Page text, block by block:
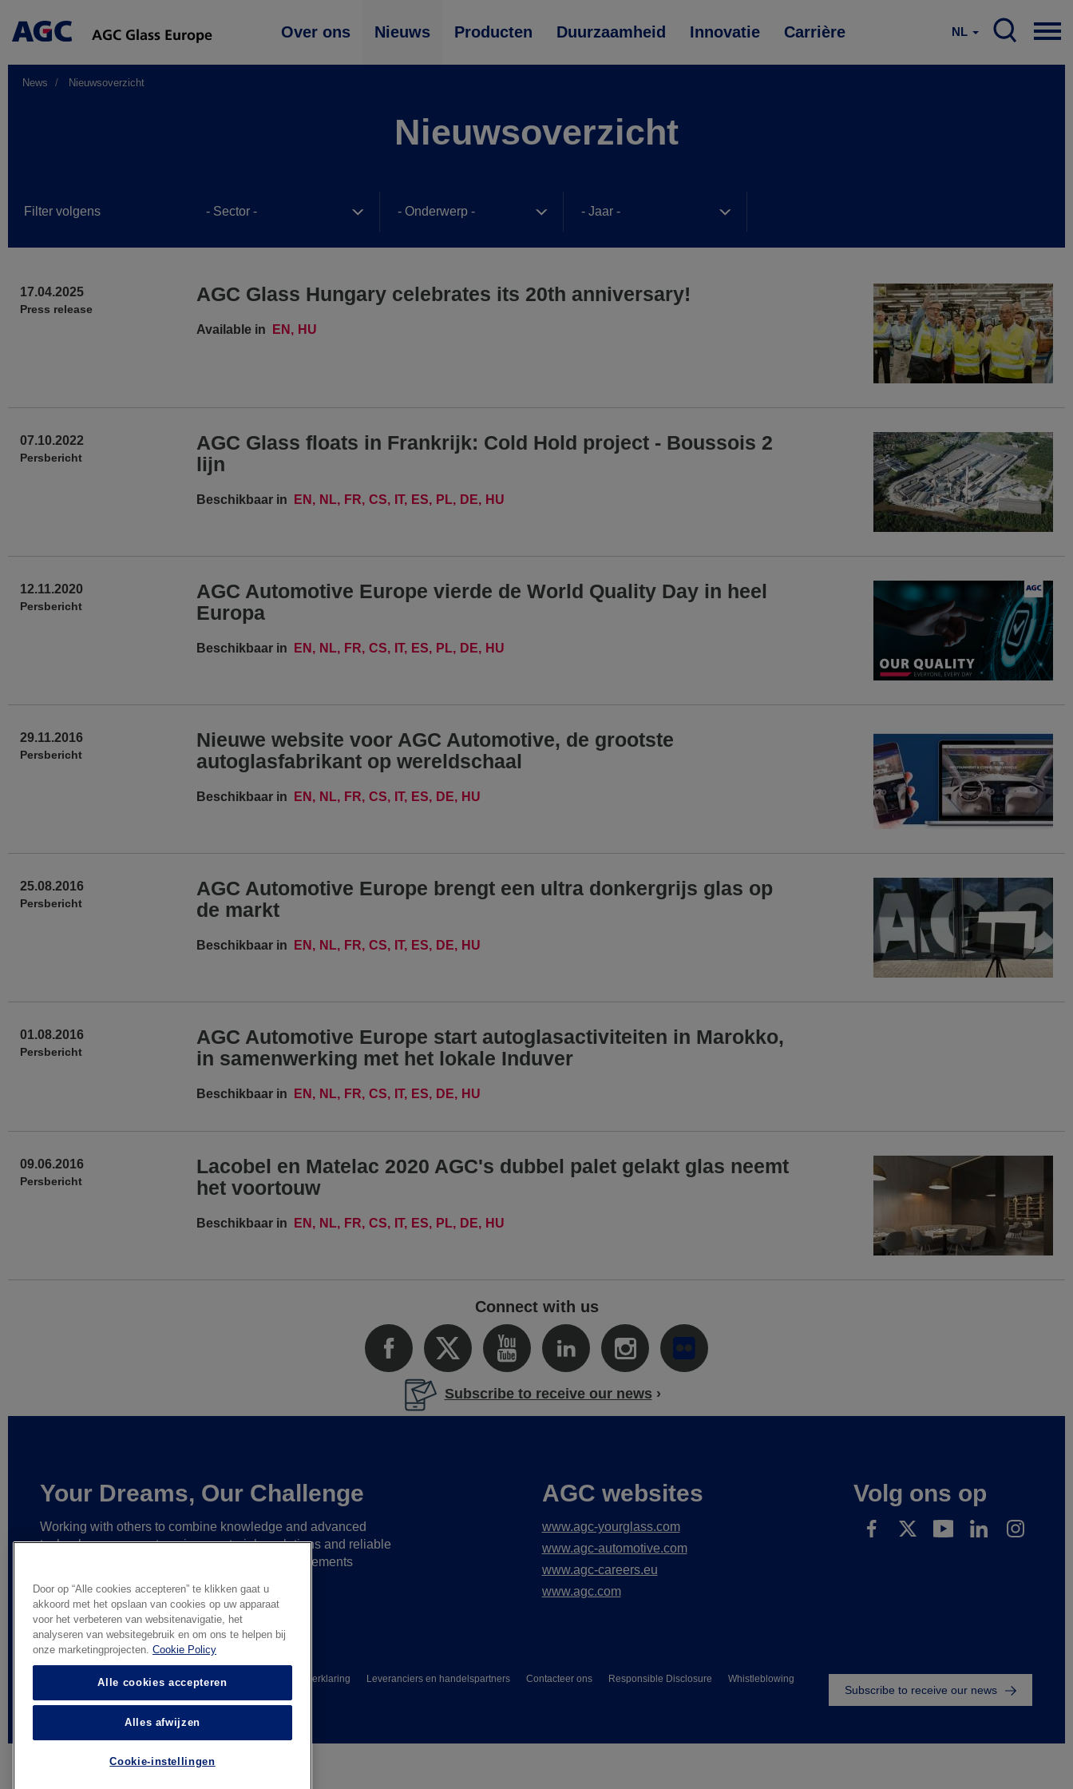
Main
Over ons Nieuws Producten Duurzaamheid Innovatie Carrière NL
News Nieuwsoverzicht
Nieuwsoverzicht
Filter volgens
17.04.2025
Press release
AGC Glass Hungary celebrates its 20th anniversary!
Available in EN HU
07.10.2022
Persbericht
AGC Glass floats in Frankrijk: Cold Hold project - Boussois 2
lijn
Beschikbaar in EN NL FR CS IT ES PL DE HU
12.11.2020
Persbericht
AGC Automotive Europe vierde de World Quality Day in heel
Europa
Beschikbaar in EN NL FR CS IT ES PL DE HU
29.11.2016
Persbericht
Nieuwe website voor AGC Automotive, de grootste
autoglasfabrikant op wereldschaal
Beschikbaar in EN NL FR CS IT ES DE HU
25.08.2016
Persbericht
AGC Automotive Europe brengt een ultra donkergrijs glas op
de markt
Beschikbaar in EN NL FR CS IT ES DE HU
01.08.2016
Persbericht
AGC Automotive Europe start autoglasactiviteiten in Marokko,
in samenwerking met het lokale Induver
Beschikbaar in EN NL FR CS IT ES DE HU
09.06.2016
Persbericht
Lacobel en Matelac 2020 AGC's dubbel palet gelakt glas neemt
het voortouw
Beschikbaar in EN NL FR CS IT ES PL DE HU
Connect with us
Subscribe to receive our news
Your Dreams, Our Challenge
Working with others to combine knowledge and advanced
technology,we create unique materials, solutions and reliable
that help make ever greater achievements
AGC websites
www.agc-yourglass.com
www.agc-automotive.com
www.agc-careers.eu
www.agc.com
Volg ons op
Footer
© AGC Glass Europe 2026 Wettelijke informatie Privacyverklaring Leveranciers en handelspartners Contacteer ons Responsible Disclosure
Whistleblowing
Algemene verkoopvoorwaarden
Subscribe to receive our news
Door op “Alle cookies accepteren” te klikken gaat u
akkoord met het opslaan van cookies op uw apparaat
voor het verbeteren van websitenavigatie, het
analyseren van websitegebruik en om ons te helpen bij
onze marketingprojecten. Cookie Policy
Alle cookies accepteren
Alles afwijzen
Cookie-instellingen